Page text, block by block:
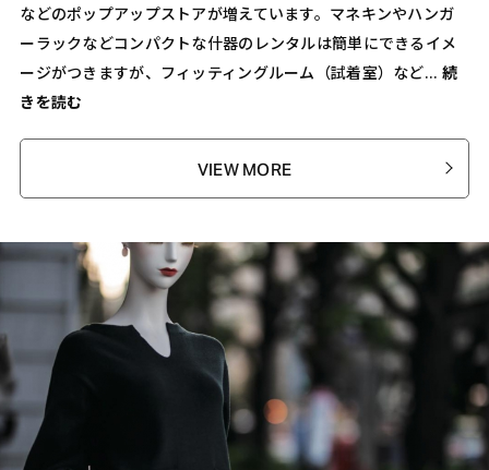
などのポップアップストアが増えています。マネキンやハンガ
ーラックなどコンパクトな什器のレンタルは簡単にできるイメ
ージがつきますが、フィッティングルーム（試着室）など... 続
きを読む
VIEW MORE